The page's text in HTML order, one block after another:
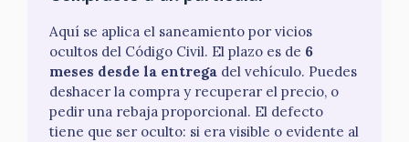
Aquí se aplica el saneamiento por vicios
ocultos del Código Civil. El plazo es de 6
meses desde la entrega del vehículo. Puedes
deshacer la compra y recuperar el precio, o
pedir una rebaja proporcional. El defecto
tiene que ser oculto: si era visible o evidente al